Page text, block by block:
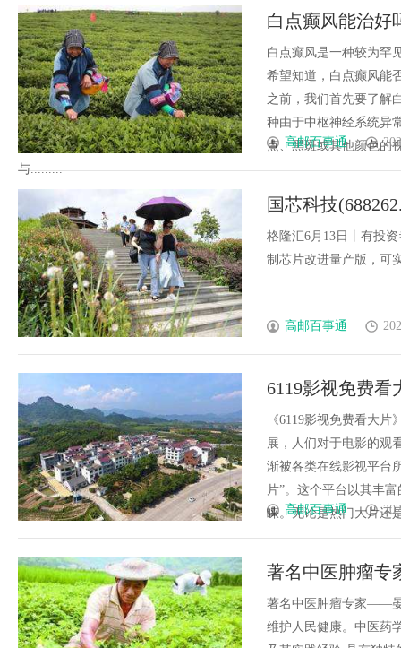
白点癫风能治好
白点癫风是一种较为罕
希望知道，白点癫风能
之前，我们首先要了解
种由于中枢神经系统异
点、黑斑或其他颜色的
与.........
高邮百事通
国芯科技
版的成功研发和
替代
格隆汇6月13日丨有投
制芯片改进量产版，可
高邮百事通
6119影视免费看
《6119影视免费看大
展，人们对于电影的观
渐被各类在线影视平台
片”。这个平台以其丰
睐。无论是热门大片还
高邮百事通
著名中医肿瘤
著名中医肿瘤专家——
维护人民健康。中医药